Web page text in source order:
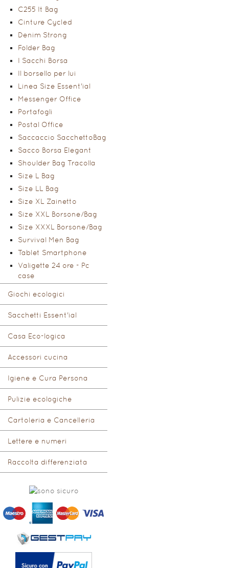
C255 It Bag
Cinture Cycled
Denim Strong
Folder Bag
I Sacchi Borsa
Il borsello per lui
Linea Size Essent'ial
Messenger Office
Portafogli
Postal Office
Saccaccio SacchettoBag
Sacco Borsa Elegant
Shoulder Bag Tracolla
Size L Bag
Size LL Bag
Size XL Zainetto
Size XXL Borsone/Bag
Size XXXL Borsone/Bag
Survival Men Bag
Tablet Smartphone
Valigette 24 ore - Pc
case
Giochi ecologici
Sacchetti Essent'ial
Casa Eco-logica
Accessori cucina
Igiene e Cura Persona
Pulizie ecologiche
Cartoleria e Cancelleria
Lettere e numeri
Raccolta differenziata